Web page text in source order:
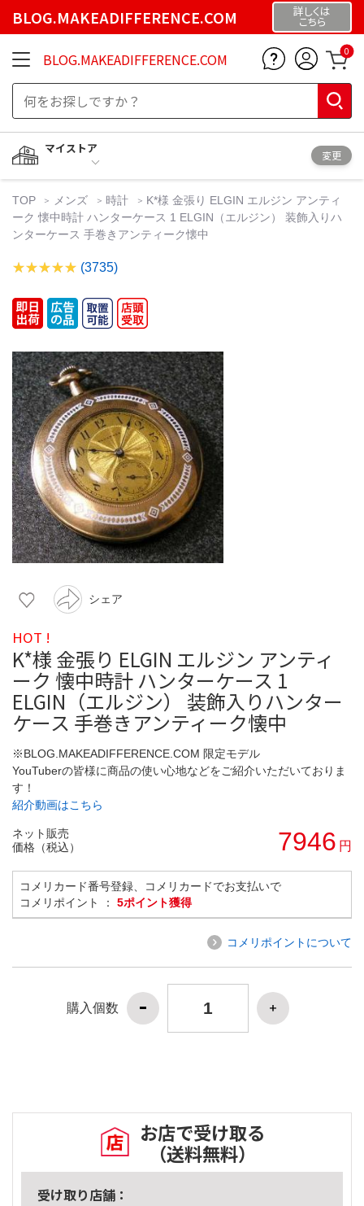
BLOG.MAKEADIFFERENCE.COM 詳しくは
こちら
BLOG.MAKEADIFFERENCE.COM 0
マイストア
変更
TOP メンズ 時計
K*様 金張り ELGIN エルジン アンティ
ーク 懐中時計 ハンターケース 1 ELGIN（エルジン） 装飾入りハ
ンターケース 手巻きアンティーク懐中
(3735)
シェア
HOT !
K*様 金張り ELGIN エルジン アンティ
ーク 懐中時計 ハンターケース 1
ELGIN（エルジン） 装飾入りハンター
ケース 手巻きアンティーク懐中
※BLOG.MAKEADIFFERENCE.COM 限定モデル
YouTuberの皆様に商品の使い心地などをご紹介いただいておりま
す！
紹介動画はこちら
ネット販売
価格（税込）
7946 円
コメリカード番号登録、コメリカードでお支払いで
コメリポイント ： 5ポイント獲得
コメリポイントについて
購入個数
お店で受け取る
（送料無料）
受け取り店舗：